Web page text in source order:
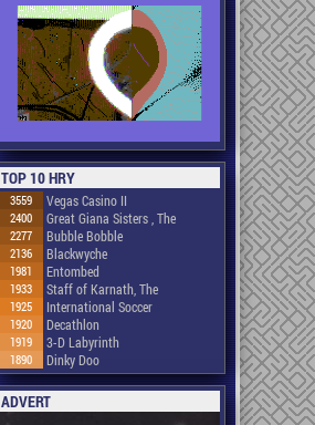
TOP 10 HRY
3559 Vegas Casino II
2400 Great Giana Sisters , The
2277 Bubble Bobble
2136 Blackwyche
1981 Entombed
1933 Staff of Karnath, The
1925 International Soccer
1920 Decathlon
1919 3-D Labyrinth
1890 Dinky Doo
ADVERT